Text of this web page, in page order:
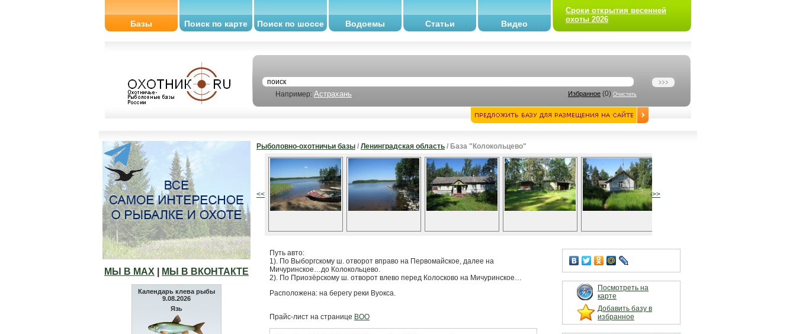
Базы Поиск по карте Поиск по шоссе Водоемы Статьи Видео
Сроки открытия весенней
охоты 2026
Например: Астрахань Избранное (0) Очистить
МЫ В МАХ МЫ В ВКОНТАКТЕ
Календарь клева рыбы
9.08.2026
Язь
Рыболовно-охотничьи базы / Ленинградская область / База "Колокольцево"
<< >>
Путь авто:
1). По Выборгскому ш. отворот вправо на Первомайское, далее на
Мичуринское…до Колокольцево.
2). По Приозёрскому ш. отворот влево перед Колосково на Мичуринское…
Расположена: на берегу реки Вуокса.
Прайс-лист на странице ВОО
Посмотреть на
карте
Добавить базу в
избранное